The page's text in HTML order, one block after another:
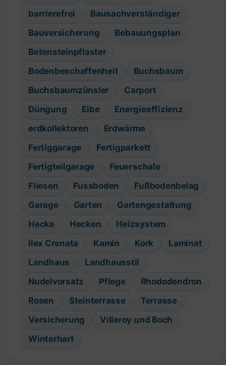
barrierefrei
Bausachverständiger
Bauversicherung
Bebauungsplan
Betonsteinpflaster
Bodenbeschaffenheit
Buchsbaum
Buchsbaumzünsler
Carport
Düngung
Eibe
Energieeffizienz
erdkollektoren
Erdwärme
Fertiggarage
Fertigparkett
Fertigteilgarage
Feuerschale
Fliesen
Fussboden
Fußbodenbelag
Garage
Garten
Gartengestaltung
Hecke
Hecken
Heizsystem
Ilex Crenata
Kamin Kork
Laminat
Landhaus
Landhausstil
Nudelvorsatz
Pflege
Rhododendron
Rosen
Steinterrasse
Terrasse
Versicherung
Villeroy und Boch
Winterhart